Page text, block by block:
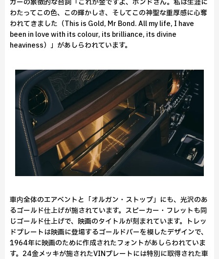
ガーの象徴的な台詞「これが金ですよ、ボンドさん。私は生涯に
わたってこの色、この輝かしさ、そしてこの神聖な重厚感に心奪
われてきました（This is Gold, Mr Bond. All my life, I have
been in love with its colour, its brilliance, its divine
heaviness）」があしらわれています。
車内全体のエアベントと「オルガン・ストップ」にも、光沢のあ
るゴールド仕上げが施されています。スピーカー・フレットも同
じゴールド仕上げで、映画のタイトルが刻まれています。トレッ
ドプレートは映画に登場するゴールドバーを模したデザインで、
1964年に映画のために作成されたフォントがあしらわれていま
す。24金メッキが施されたVINプレートには特別に取得された車